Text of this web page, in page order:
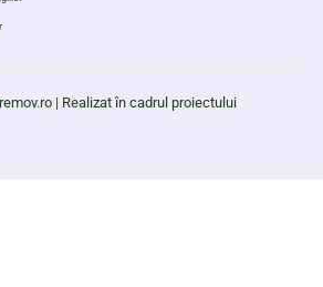
| Realizat în cadrul proiectului